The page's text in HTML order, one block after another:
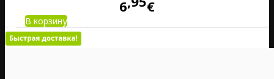
6 €
В корзину